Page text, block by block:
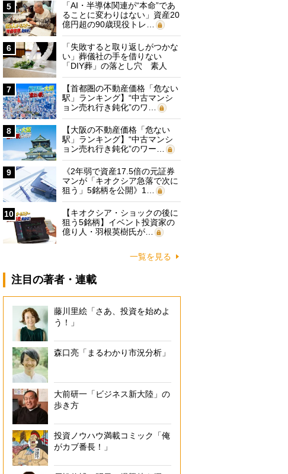
5
「AI・半導体関連が“本命”であ
ることに変わりはない」資産20
億円超の90歳現役トレ…
6
「失敗すると取り返しがつかな
い」葬儀社の手を借りない
「DIY葬」の落とし穴 素人
に…
7
【首都圏の不動産価格「危ない
駅」ランキング】“中古マンシ
ョン売れ行き鈍化”のワ…
8
【大阪の不動産価格「危ない
駅」ランキング】“中古マンシ
ョン売れ行き鈍化”のワー…
9
《2年弱で資産17.5倍の元証券
マンが「キオクシア急落で次に
狙う」5銘柄を公開》1…
10
【キオクシア・ショックの後に
狙う5銘柄】イベント投資家の
億り人・羽根英樹氏が…
一覧を見る
注目の著者・連載
藤川里絵「さあ、投資を始めよ
う！」
森口亮「まるわかり市況分析」
大前研一「ビジネス新大陸」の
歩き方
投資ノウハウ満載コミック「俺
がカブ番長！」